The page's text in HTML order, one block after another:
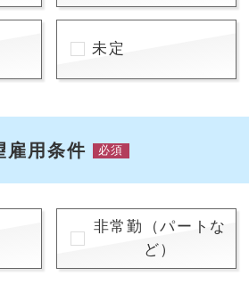
未定
雇用条件 必須
非常勤（パートな
ど）